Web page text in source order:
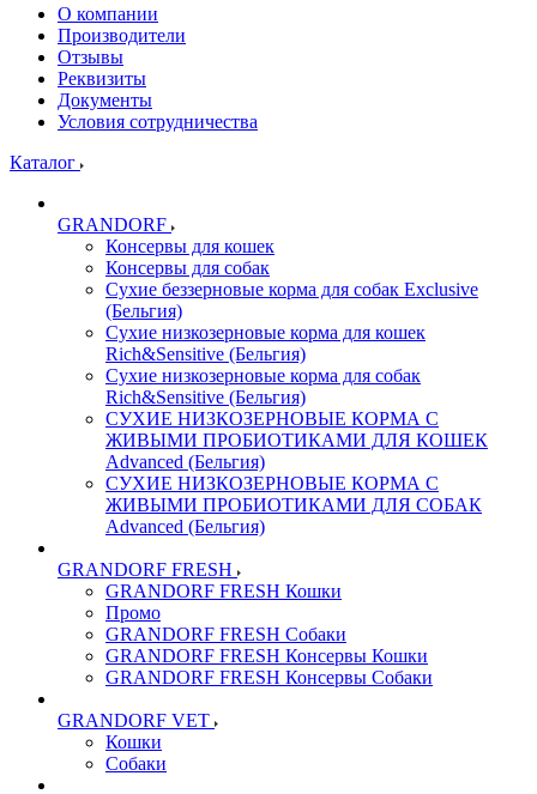
О компании
Производители
Отзывы
Реквизиты
Документы
Условия сотрудничества
Каталог
GRANDORF
Консервы для кошек
Консервы для собак
Сухие беззерновые корма для собак Exclusive
(Бельгия)
Сухие низкозерновые корма для кошек
Rich&Sensitive (Бельгия)
Сухие низкозерновые корма для собак
Rich&Sensitive (Бельгия)
СУХИЕ НИЗКОЗЕРНОВЫЕ КОРМА С
ЖИВЫМИ ПРОБИОТИКАМИ ДЛЯ КОШЕК
Advanced (Бельгия)
СУХИЕ НИЗКОЗЕРНОВЫЕ КОРМА С
ЖИВЫМИ ПРОБИОТИКАМИ ДЛЯ СОБАК
Advanced (Бельгия)
GRANDORF FRESH
GRANDORF FRESH Кошки
Промо
GRANDORF FRESH Собаки
GRANDORF FRESH Консервы Кошки
GRANDORF FRESH Консервы Собаки
GRANDORF VET
Кошки
Собаки